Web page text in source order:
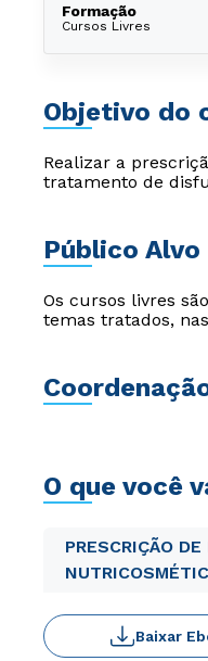
Formação
Cursos Livres
Objetivo do
Realizar a
tratamento de
Público Alvo
Os cursos livres
temas tratados,
O que você
PRESCRIÇÃO
Baixar